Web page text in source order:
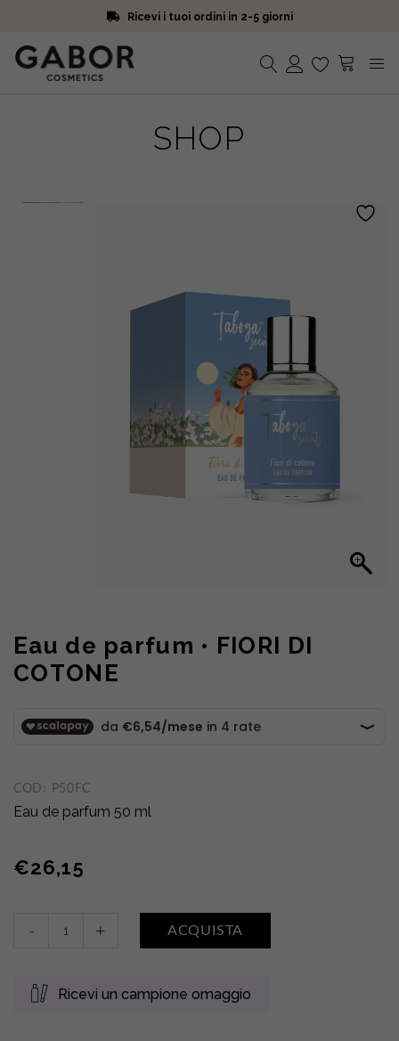
Ricevi i tuoi ordini in 2-5 giorni
Iscriviti alla Newsletter. 15% di sconto e spedizione gratuita
Ricevi i tuoi ordini in 2-5 giorni
SHOP
Eau de parfum • FIORI DI
COTONE
COD: P50FC
Eau de parfum 50 ml
€26,15
FIORI
- + ACQUISTA
Ricevi un campione omaggio